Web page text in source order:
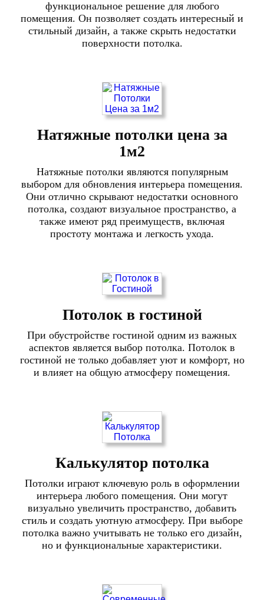
функциональное решение для любого
помещения. Он позволяет создать интересный и
стильный дизайн, а также скрыть недостатки
поверхности потолка.
Натяжные потолки цена за
1м2
Натяжные потолки являются популярным
выбором для обновления интерьера помещения.
Они отлично скрывают недостатки основного
потолка, создают визуальное пространство, а
также имеют ряд преимуществ, включая
простоту монтажа и легкость ухода.
Потолок в гостиной
При обустройстве гостиной одним из важных
аспектов является выбор потолка. Потолок в
гостиной не только добавляет уют и комфорт, но
и влияет на общую атмосферу помещения.
Калькулятор потолка
Потолки играют ключевую роль в оформлении
интерьера любого помещения. Они могут
визуально увеличить пространство, добавить
стиль и создать уютную атмосферу. При выборе
потолка важно учитывать не только его дизайн,
но и функциональные характеристики.